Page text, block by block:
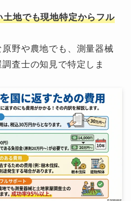
地でも現地特定からフル
野や農地でも、測量器械
査士の知見で特定しま